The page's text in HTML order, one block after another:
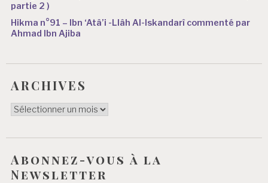
partie 2 )
Hikma n°91 – Ibn ‘Atâ’i -Llâh Al-Iskandarî commenté par
Ahmad Ibn Ajiba
ARCHIVES
ARCHIVES
Abonnez-vous à la
Newsletter